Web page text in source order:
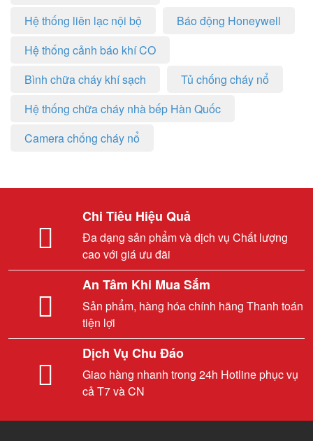
Hệ thống liên lạc nội bộ
Báo động Honeywell
Hệ thống cảnh báo khí CO
Bình chữa cháy khí sạch
Tủ chống cháy nổ
Hệ thống chữa cháy nhà bếp Hàn Quốc
Camera chống cháy nổ
Chi Tiêu Hiệu Quả
Đa dạng sản phẩm và dịch vụ Chất lượng
cao với giá ưu đãi
An Tâm Khi Mua Sắm
Sản phẩm, hàng hóa chính hãng Thanh toán
tiện lợi
Dịch Vụ Chu Đáo
Giao hàng nhanh trong 24h Hotline phục vụ
cả T7 và CN